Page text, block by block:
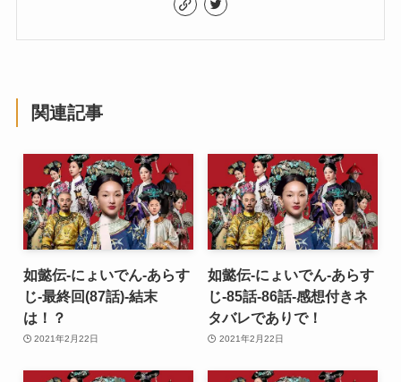
関連記事
如懿伝-にょいでん-あらす
じ-最終回(87話)-結末
は！？
2021年2月22日
如懿伝-にょいでん-あらす
じ-85話-86話-感想付きネ
タバレでありで！
2021年2月22日